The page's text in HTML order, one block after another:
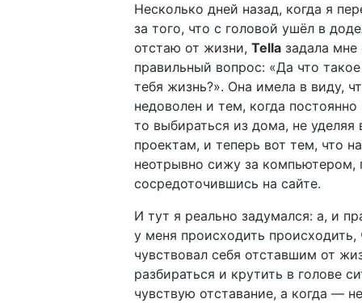
Несколько дней назад, когда я
за того, что с головой ушёл в
отстаю от жизни, Tella задала мне
правильный вопрос: «Да что
тебя жизнь?». Она имела в виду,
недоволен и тем, когда
то выбираться из дома, не
проектам, и теперь вот тем, что
неотрывно сижу за компьютером,
сосредоточившись на сайте.
И тут я реально задумался: а, и
у меня происходить происходить,
чувствовал себя отставшим от
разбираться и крутить в голове
чувствую отставание, а когда —